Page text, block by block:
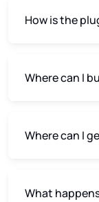
How is the
Where can I
Where can I
What